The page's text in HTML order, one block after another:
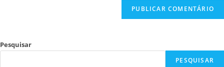
Pesquisar
PESQUISAR